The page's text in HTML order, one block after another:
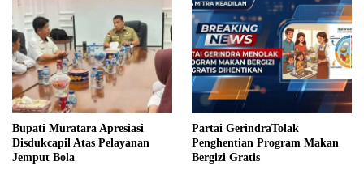
Bupati Muratara Apresiasi
Disdukcapil Atas Pelayanan
Jemput Bola
Partai GerindraTolak
Penghentian Program Makan
Bergizi Gratis